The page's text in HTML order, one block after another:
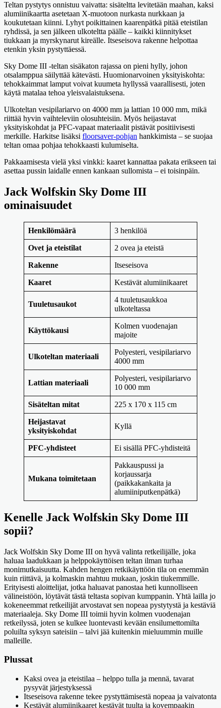
Teltan pystytys onnistuu vaivatta: sisäteltta levitetään maahan, kaksi
alumiinikaartta asetetaan X-muotoon nurkasta nurkkaan ja
koukutetaan kiinni. Lyhyt poikittainen kaarenpätkä pitää eteistilan
ryhdissä, ja sen jälkeen ulkoteltta päälle – kaikki kiinnitykset
tiukkaan ja myrskynarut kireälle. Itseseisova rakenne helpottaa
etenkin yksin pystyttäessä.
Sky Dome III -teltan sisäkaton rajassa on pieni hylly, johon
otsalamppua säilyttää kätevästi. Huomionarvoinen yksityiskohta:
tehokkaimmat lamput voivat kuumeta hyllyssä vaarallisesti, joten
käytä matalaa tehoa yleisvalaistuksena.
Ulkoteltan vesipilariarvo on 4000 mm ja lattian 10 000 mm, mikä
riittää hyvin vaihteleviin olosuhteisiin. Myös heijastavat
yksityiskohdat ja PFC-vapaat materiaalit pistävät positiivisesti
merkille. Harkitse lisäksi floorsaver-pohjan hankkimista – se suojaa
teltan omaa pohjaa tehokkaasti kulumiselta.
Pakkaamisesta vielä yksi vinkki: kaaret kannattaa pakata erikseen tai
asettaa pussin laidalle ennen kankaan sullomista – ei toisinpäin.
Jack Wolfskin Sky Dome III
ominaisuudet
Henkilömäärä 3 henkilöä
Ovet ja eteistilat 2 ovea ja eteistä
Rakenne Itseseisova
Kaaret Kestävät alumiinikaaret
Tuuletusaukot
4 tuuletusaukkoa
ulkoteltassa
Käyttökausi
Kolmen vuodenajan
majoite
Ulkoteltan materiaali
Polyesteri, vesipilariarvo
4000 mm
Lattian materiaali
Polyesteri, vesipilariarvo
10 000 mm
Sisäteltan mitat 225 x 170 x 115 cm
Heijastavat
yksityiskohdat
Kyllä
PFC-yhdisteet Ei sisällä PFC-yhdisteitä
Mukana toimitetaan
Pakkauspussi ja
korjaussarja
(paikkakankaita ja
alumiiniputkenpätkä)
Kenelle Jack Wolfskin Sky Dome III
sopii?
Jack Wolfskin Sky Dome III on hyvä valinta retkeilijälle, joka
haluaa laadukkaan ja helppokäyttöisen teltan ilman turhaa
monimutkaisuutta. Kahden hengen retkikäyttöön tila on enemmän
kuin riittävä, ja kolmaskin mahtuu mukaan, joskin tiukemmille.
Erityisesti aloittelijat, jotka haluavat panostaa heti kunnolliseen
välineistöön, löytävät tästä teltasta sopivan kumppanin. Yhtä lailla jo
kokeneemmat retkeilijät arvostavat sen nopeaa pystytystä ja kestäviä
materiaaleja. Sky Dome III toimii hyvin kolmen vuodenajan
retkeilyssä, joten se kulkee luontevasti kevään ensilumettomilta
poluilta syksyn sateisiin – talvi jää kuitenkin mieluummin muille
malleille.
Plussat
Kaksi ovea ja eteistilaa – helppo tulla ja mennä, tavarat
pysyvät järjestyksessä
Itseseisova rakenne tekee pystyttämisestä nopeaa ja vaivatonta
Kestävät alumiinikaaret kestävät tuulta ja kovempaakin